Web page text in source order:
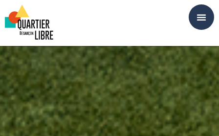
Panneau de gestion des cookies